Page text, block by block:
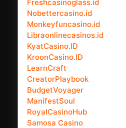
Freshcasinoglass.id
Nobettercasino.id
Monkeyfuncasino.id
Libraonlinecasinos.id
KyatCasino.ID
KroonCasino.ID
LearnCraft
CreatorPlaybook
BudgetVoyager
ManifestSoul
RoyalCasinoHub
Samosa Casino